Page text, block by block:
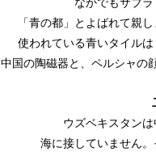
「青の都」とよばれて親
使われている青いタイル
中国の陶磁器と、ペルシャの
ウズベキスタン
海に接していません